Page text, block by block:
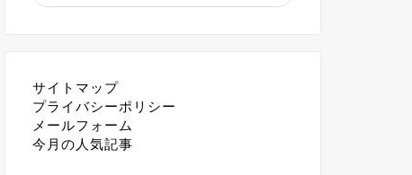
サイトマップ
プライバシーポリシー
メールフォーム
今月の人気記事